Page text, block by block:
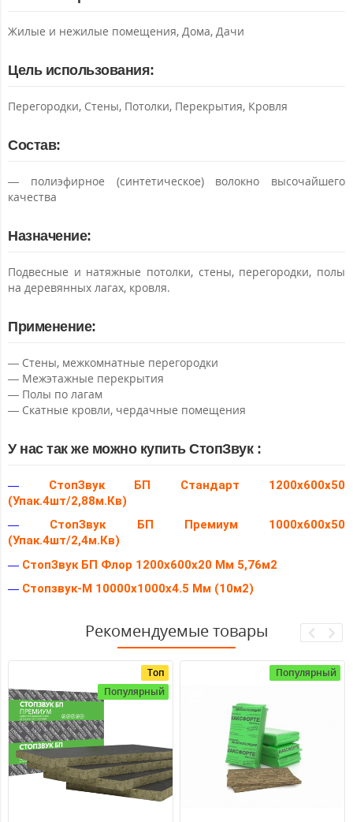
Жилые и нежилые помещения, Дома, Дачи
Цель использования:
Перегородки, Стены, Потолки, Перекрытия, Кровля
Состав:
— полиэфирное (синтетическое) волокно высочайшего
качества
Назначение:
Подвесные и натяжные потолки, стены, перегородки, полы
на деревянных лагах, кровля.
Применение:
— Стены, межкомнатные перегородки
— Межэтажные перекрытия
— Полы по лагам
— Скатные кровли, чердачные помещения
У нас так же можно купить СтопЗвук :
—
СтопЗвук БП Стандарт 1200х600х50
(Упак.4шт/2,88м.Кв)
— СтопЗвук БП Премиум 1000х600х50
(Упак.4шт/2,4м.Кв)
— СтопЗвук БП Флор 1200х600х20 Мм 5,76м2
— Стопзвук-М 10000х1000х4.5 Мм (10м2)
Рекомендуемые товары
Топ
Популярный
Популярный